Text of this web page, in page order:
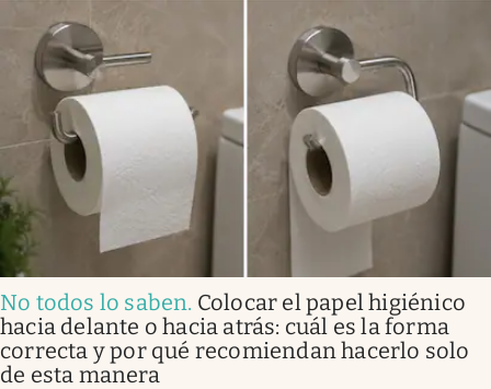
No todos lo saben. Colocar el papel higiénico
hacia delante o hacia atrás: cuál es la forma
correcta y por qué recomiendan hacerlo solo
de esta manera